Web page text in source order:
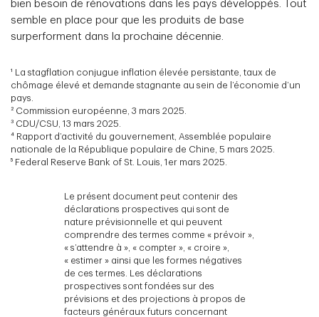
bien besoin de rénovations dans les pays développés. Tout
semble en place pour que les produits de base
surperforment dans la prochaine décennie.
¹ La stagflation conjugue inflation élevée persistante, taux de
chômage élevé et demande stagnante au sein de l’économie d’un
pays.
² Commission européenne, 3 mars 2025.
³ CDU/CSU, 13 mars 2025.
⁴ Rapport d’activité du gouvernement, Assemblée populaire
nationale de la République populaire de Chine, 5 mars 2025.
⁵ Federal Reserve Bank of St. Louis, 1er mars 2025.
Le présent document peut contenir des
déclarations prospectives qui sont de
nature prévisionnelle et qui peuvent
comprendre des termes comme « prévoir »,
« s’attendre à », « compter », « croire »,
« estimer » ainsi que les formes négatives
de ces termes. Les déclarations
prospectives sont fondées sur des
prévisions et des projections à propos de
facteurs généraux futurs concernant